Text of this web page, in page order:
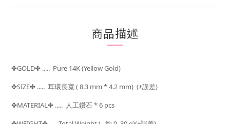
商品描述
✤GOLD✤ ..... Pure 14K (Yellow Gold)
✤SIZE✤ ..... 耳環長寬 ( 8.3 mm * 4.2 mm) (±誤差)
✤MATERIAL✤ ..... 人工鑽石 * 6 pcs